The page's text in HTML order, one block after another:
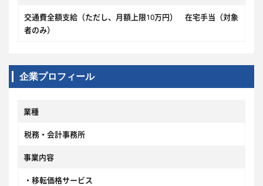
交通費全額支給（ただし、月額上限10万円） 在宅手当（対象
者のみ）
企業プロフィール
業種
税務・会計事務所
事業内容
・移転価格サービス